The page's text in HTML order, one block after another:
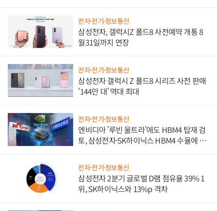
전자·전기·정보통신
삼성전자, 갤럭시Z 폴드8 사전예약 개통 8
월31일까지 연장
전자·전기·정보통신
삼성전자 갤럭시 Z 폴드8 시리즈 사전 판매
'144만 대' 역대 최대
전자·전기·정보통신
엔비디아 '루빈 울트라'에도 HBM4 탑재 검
토, 삼성전자·SK하이닉스 HBM4 수율에 주
전자·전기·정보통신
삼성전자 2분기 글로벌 D램 점유율 39% 1
위, SK하이닉스와 13%p 격차